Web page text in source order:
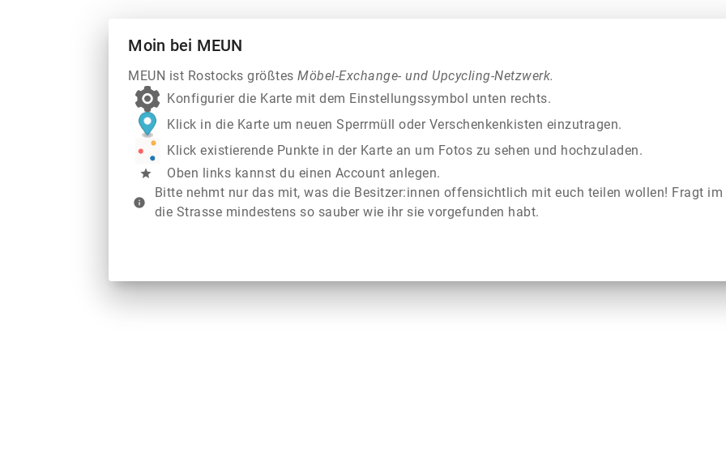
Moin bei MEUN
MEUN ist Rostocks größtesMöbel-Exchange- und Upcycling-Netzwerk.
Konfigurier die Karte mit dem Einstellungssymbol unten rechts.
Klick in die Karte um neuen Sperrmüll oder Verschenkenkisten einzutragen.
Klick existierende Punkte in der Karte an um Fotos zu sehen und hochzuladen.
star Oben links kannst du einen Account anlegen.
info
Bitte nehmt nur das mit, was die Besitzer:innen offensichtlich mit euch teilen wollen! Fragt
die Strasse mindestens so sauber wie ihr sie vorgefunden habt.